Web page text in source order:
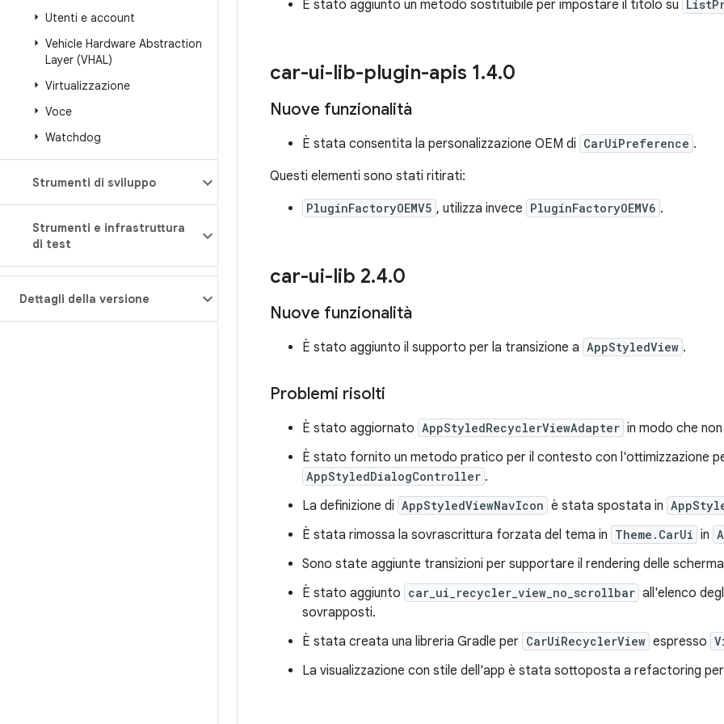
Utenti e account
Vehicle Hardware Abstraction
Layer (VHAL)
Virtualizzazione
Voce
Watchdog
Strumenti di sviluppo
Strumenti e infrastruttura
di test
Dettagli della versione
È stato aggiunto un metodo sostituibile per impostare il titolo su
car-ui-lib-plugin-apis 1.4.0
Nuove funzionalità
È stata consentita la personalizzazione OEM di CarUiPreference .
Questi elementi sono stati ritirati:
PluginFactoryOEMV5 , utilizza invece PluginFactoryOEMV6 .
car-ui-lib 2.4.0
Nuove funzionalità
È stato aggiunto il supporto per la transizione a AppStyledView .
Problemi risolti
È stato aggiornato AppStyledRecyclerViewAdapter in modo che
È stato fornito un metodo pratico per il contesto con l'ottimizzazione
AppStyledDialogController .
La definizione di AppStyledViewNavIcon è stata spostata in
È stata rimossa la sovrascrittura forzata del tema in Theme.CarUi in
Sono state aggiunte transizioni per supportare il rendering delle
È stato aggiunto car_ui_recycler_view_no_scrollbar all'elenco
sovrapposti.
È stata creata una libreria Gradle per CarUiRecyclerView espresso
La visualizzazione con stile dell'app è stata sottoposta a refactoring